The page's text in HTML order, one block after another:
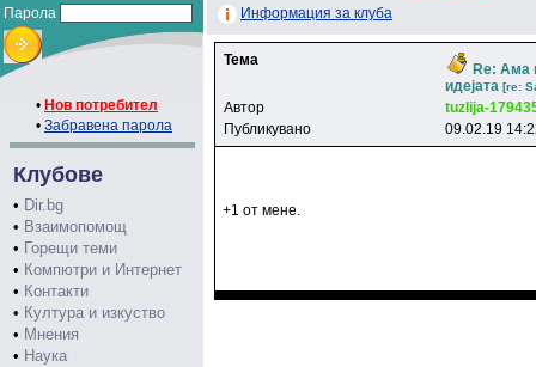
Парола
• Нов потребител
• Забравена парола
Клубове
• Dir.bg
• Взаимопомощ
• Горещи теми
• Компютри и Интернет
• Контакти
• Култура и изкуство
• Мнения
• Наука
Информация за клуба
Тема
Re: Ама
идејата [re:
Автор
tuzlija-
Публикувано
09.02.19
+1 от мене.